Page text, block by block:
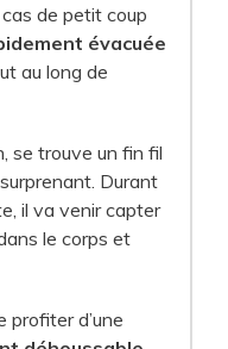
de petit coup
évacuée
au long de
se trouve un fin fil
Durant
il va venir capter
le corps et
profiter d’une